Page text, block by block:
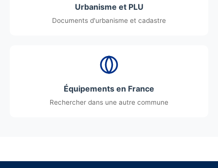
Urbanisme et PLU
Documents d'urbanisme et cadastre
Équipements en France
Rechercher dans une autre commune